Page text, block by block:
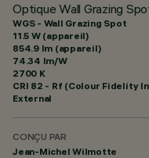
Optique Wall Grazing
WGS - Wall Grazing Spot
11.5 W (appareil)
854.9 lm (appareil)
74.34 lm/W
2700 K
CRI 82 - Rf (Colour Fidelity
External
CONÇU PAR
Jean-Michel Wilmotte